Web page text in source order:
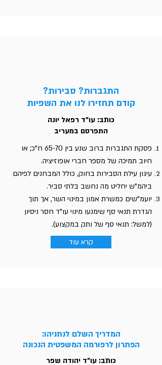
התגברות? סבירות?
קודם תחזירו לנו את השפיות
כותב: עו"ד רפאל יונה
התפרסם במעריב
פסקת התגברות ברוב שנע בין 65-70 ח"כ; או
חיוב תמיכה של מספר חברי אופוזיציה.
עיגון עילת הסבירות בחוק, כולל המבחנים לפיהם
ביהמ"ש יחליט מה נחשב בלתי סביר.
יועמ"שים כמשרת אמון במינוי השר, אך תוך
הגדרת תנאי סף שימנעו מינוי עו"ד חסר ניסיון
(למשל: תנאי סף של ותק במקצוע).
קרא עוד
המדריך השלם לנתניהו:
הפתרון לרפורמה המשפטית הנכונה
כותב: עו"ד יהודה שפר